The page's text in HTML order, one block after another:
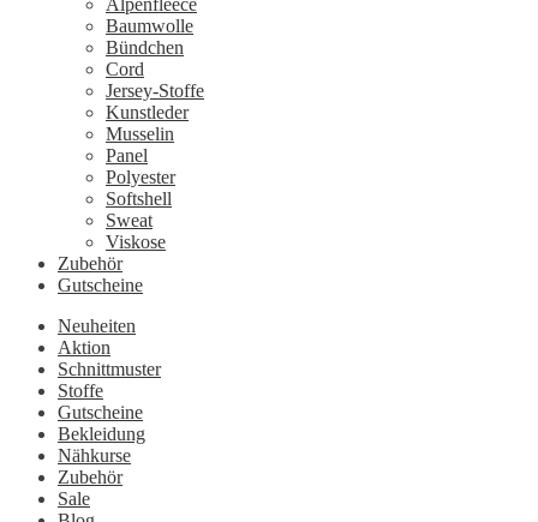
Alpenfleece
Baumwolle
Bündchen
Cord
Jersey-Stoffe
Kunstleder
Musselin
Panel
Polyester
Softshell
Sweat
Viskose
Zubehör
Gutscheine
Neuheiten
Aktion
Schnittmuster
Stoffe
Gutscheine
Bekleidung
Nähkurse
Zubehör
Sale